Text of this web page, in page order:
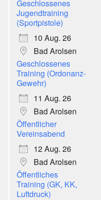
Geschlossenes
Jugendtraining
(Sportpistole)
10 Aug. 26
Bad Arolsen
Geschlossenes
Training (Ordonanz-
Gewehr)
11 Aug. 26
Bad Arolsen
Öffentlicher
Vereinsabend
12 Aug. 26
Bad Arolsen
Öffentliches
Training (GK, KK,
Luftdruck)